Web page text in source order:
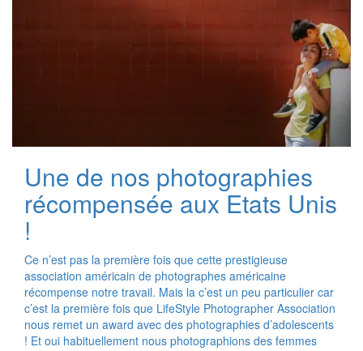
Une de nos photographies
récompensée aux Etats Unis
!
Ce n’est pas la première fois que cette prestigieuse
association américain de photographes américaine
récompense notre travail. Mais la c’est un peu particulier car
c’est la première fois que LifeStyle Photographer Association
nous remet un award avec des photographies d’adolescents
! Et oui habituellement nous photographions des femmes